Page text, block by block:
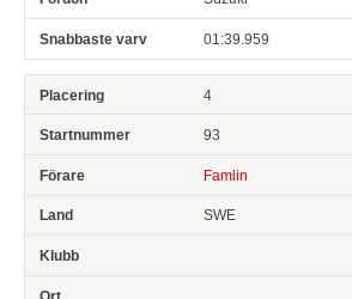
01:39.959
4
93
Famlin
SWE